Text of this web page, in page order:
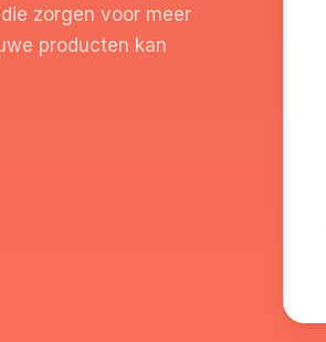
zorgen voor meer
producten kan